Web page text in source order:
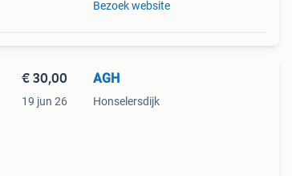
Bezoek website
€ 30,00
19 jun 26
AGH
Honselersdijk